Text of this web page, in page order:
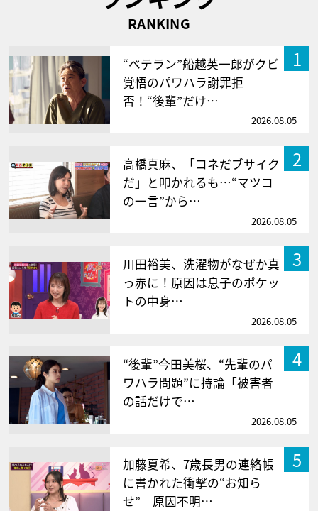
RANKING
1
“ベテラン”船越英一郎がクビ
覚悟のパワハラ謝罪拒
否！“後輩”だけ…
2026.08.05
2
高橋真麻、「コネだブサイク
だ」と叩かれるも…“マツコ
の一言”から…
2026.08.05
3
川田裕美、洗濯物がなぜか真
っ赤に！原因は息子のポケッ
トの中身…
2026.08.05
4
“後輩”今田美桜、“先輩のパ
ワハラ問題”に持論「被害者
の話だけで…
2026.08.05
5
加藤夏希、7歳長男の連絡帳
に書かれた衝撃の“お知ら
せ” 原因不明…